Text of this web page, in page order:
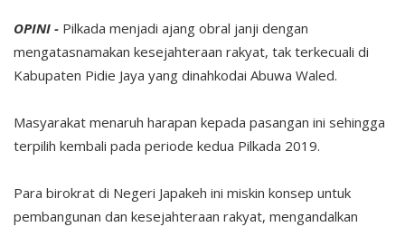
OPINI - Pilkada menjadi ajang obral janji dengan
mengatasnamakan kesejahteraan rakyat, tak terkecuali di
Kabupaten Pidie Jaya yang dinahkodai Abuwa Waled.
Masyarakat menaruh harapan kepada pasangan ini sehingga
terpilih kembali pada periode kedua Pilkada 2019.
Para birokrat di Negeri Japakeh ini miskin konsep untuk
pembangunan dan kesejahteraan rakyat, mengandalkan